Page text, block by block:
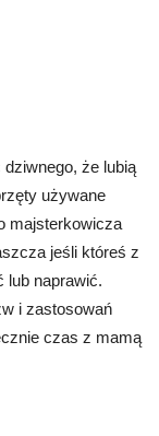
dziwnego, że lubią
używane
majsterkowicza
jeśli któreś z
lub naprawić.
i zastosowań
czas z mamą